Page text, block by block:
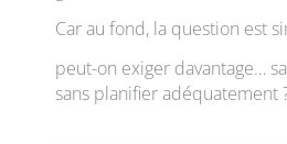
Car au fond, la question est
peut-on exiger davantage…
sans planifier adéquatement